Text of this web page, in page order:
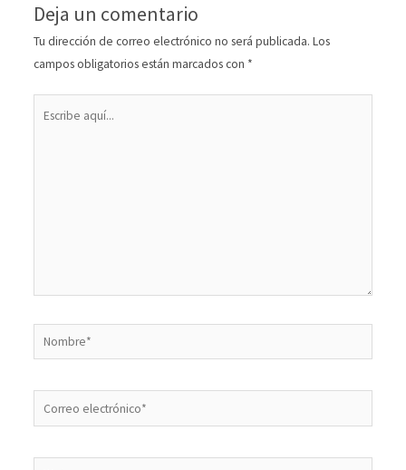
Deja un comentario
Tu dirección de correo electrónico no será publicada. Los
campos obligatorios están marcados con *